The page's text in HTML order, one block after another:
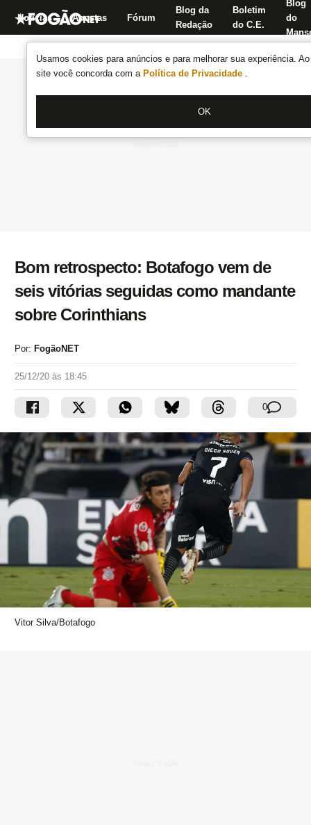
Usamos cookies para anúncios e para melhorar sua experiência.
site você concorda com a Política de Privacidade .
OK
Notícias Apostas Fórum
Blog da
Redação
Boletim
do C.E.
Blog
do
Bom retrospecto: Botafogo vem de
seis vitórias seguidas como mandante
sobre Corinthians
Por: FogãoNET
25/12/20 às 18:45
0
Vitor Silva/Botafogo